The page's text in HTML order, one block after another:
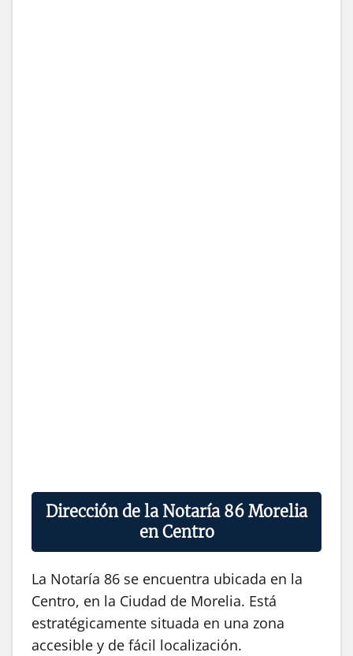
Dirección de la Notaría 86 Morelia
en Centro
La Notaría 86 se encuentra ubicada en la
Centro, en la Ciudad de Morelia. Está
estratégicamente situada en una zona
accesible y de fácil localización.